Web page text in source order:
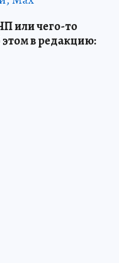
или чего-то
в редакцию: